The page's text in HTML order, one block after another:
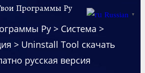
Программы Ру
Ру > Система >
> Uninstall Tool скачать
русская версия
Russian ▼